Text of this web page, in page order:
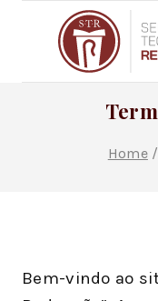
Home /
Bem-vindo ao